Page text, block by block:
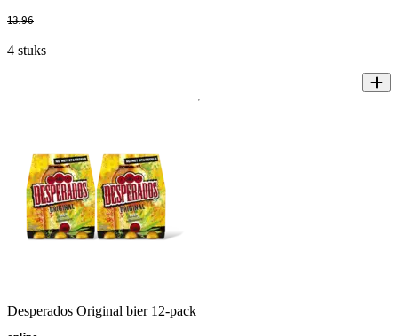
13.96
4 stuks
Desperados Original bier 12-pack